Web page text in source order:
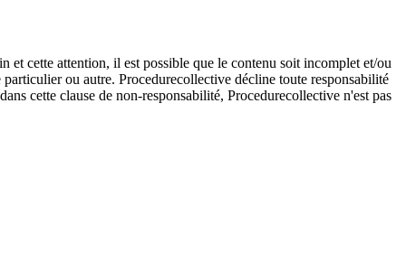
et cette attention, il est possible que le contenu soit incomplet et/ou
ou autre. Procedurecollective décline toute responsabilité
cette clause de non-responsabilité, Procedurecollective n'est pas